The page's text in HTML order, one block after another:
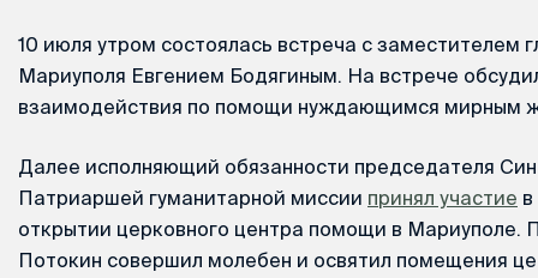
10 июля утром состоялась встреча с заместителем
Мариуполя Евгением Бодягиным. На встрече
взаимодействия по помощи нуждающимся мирным
Далее исполняющий обязанности председателя
Патриаршей гуманитарной миссии принял участие
открытии церковного центра помощи в Мариуполе.
Потокин совершил молебен и освятил помещения